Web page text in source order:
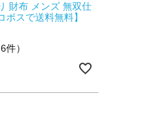
財布 メンズ 無双仕
スで送料無料】
6件）